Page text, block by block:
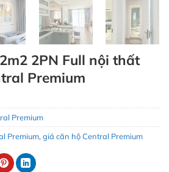
2PN Full nội thất
Premium
Premium
Premium, giá căn hộ Central Premium